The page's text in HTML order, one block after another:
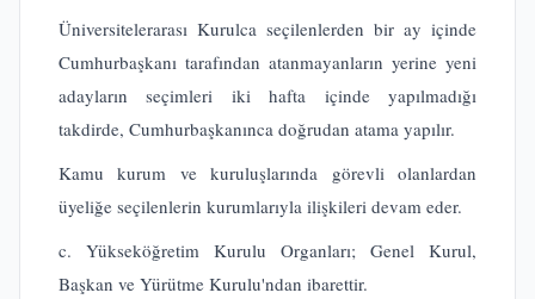
Üniversitelerarası Kurulca seçilenlerden bir ay içinde
Cumhurbaşkanı tarafından atanmayanların yerine yeni
adayların seçimleri iki hafta içinde yapılmadığı
takdirde, Cumhurbaşkanınca doğrudan atama yapılır.
Kamu kurum ve kuruluşlarında görevli olanlardan
üyeliğe seçilenlerin kurumlarıyla ilişkileri devam eder.
c. Yükseköğretim Kurulu Organları; Genel Kurul,
Başkan ve Yürütme Kurulu'ndan ibarettir.